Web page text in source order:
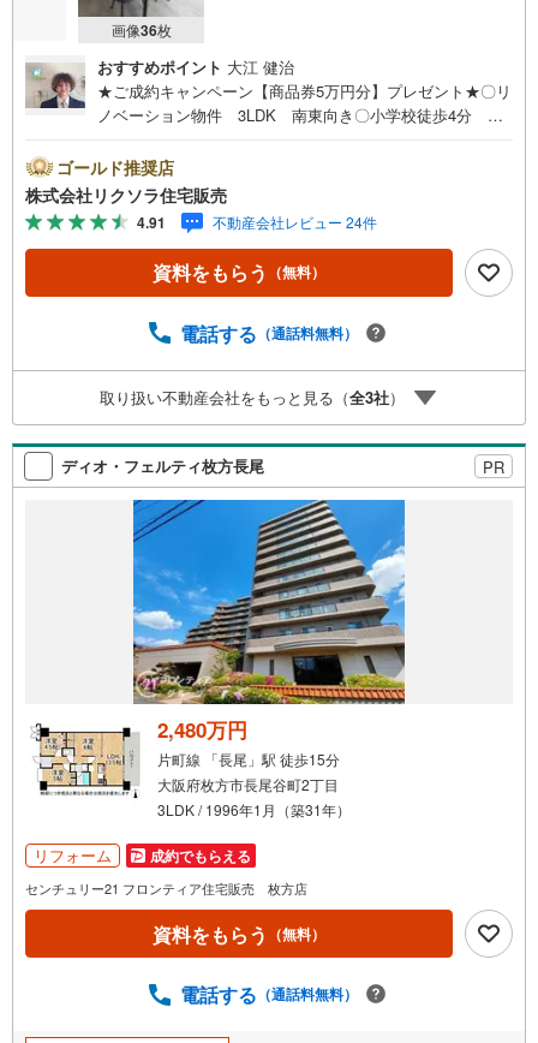
画像36枚
おすすめポイント 大江 健治
★ご成約キャンペーン【商品券5万円分】プレゼント★〇リ
ノベーション物件 3LDK 南東向き〇小学校徒歩4分 ス
納豊富■営業時間 9:30～20:00 ■即日案内可能！※当日・
翌日のご案内はお電話でのお問合せがスムーズ■定休日 毎
週水曜日◇弊社ホームページよりLINEでのお問合せも好
評！◇不動産情報サイト未掲載物件、弊社ホームページに
多数掲載！◇学校区物件検索も充実！ご希望の学校区での
物件探しに便利！「リクソラ住宅販売」で検索！是非ご覧
載物件もまとめてご案内可能リフォームやリノベーション
時開催中】〇お客様の条件にベストな住宅ローン商品のご
提案〇住宅ローンの金利や優遇率、審査基準などを詳しく
ご説明〇住宅ローンとリフォームローンの一体型商品もご
提案〇仕事や収入・現在過去の借入による住宅ローンへの
問題解決是非ともお問合せ下さい
ゴールド推奨店
株式会社リクソラ住宅販売
4.91 不動産会社レビュー 24件
資料をもらう （無料）
電話する （通話料無料）
取り扱い不動産会社をもっと見る（全3社）
ディオ・フェルティ枚方長尾 PR
2,480万円
片町線 「長尾」駅 徒歩15分
大阪府枚方市長尾谷町2丁目
3LDK / 1996年1月（築31年）
リフォーム 成約でもらえる
センチュリー21 フロンティア住宅販売 枚方店
資料をもらう （無料）
電話する （通話料無料）